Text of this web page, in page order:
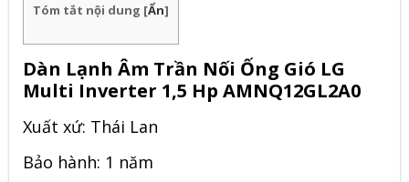
Tóm tắt nội dung [Ẩn]
Dàn Lạnh Âm Trần Nối Ống Gió LG
Multi Inverter 1,5 Hp AMNQ12GL2A0
Xuất xứ: Thái Lan
Bảo hành: 1 năm